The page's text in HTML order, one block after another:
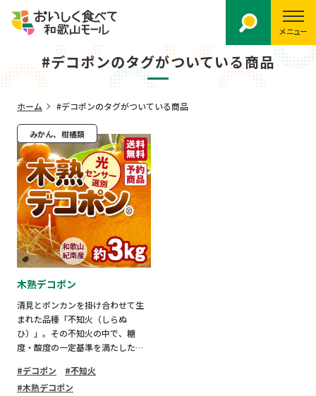
メニュー
#デコポンのタグがついている商品
ホーム #デコポンのタグがついている商品
みかん、柑橘類
木熟デコポン
清見とポンカンを掛け合わせて生
まれた品種「不知火（しらぬ
ひ）」。その不知火の中で、糖
度・酸度の一定基準を満たしたも
コポン(R)」です。 樹上でじっくり
熟成させた和歌山県紀南産の「木
デコポン
不知火
木熟デコポン